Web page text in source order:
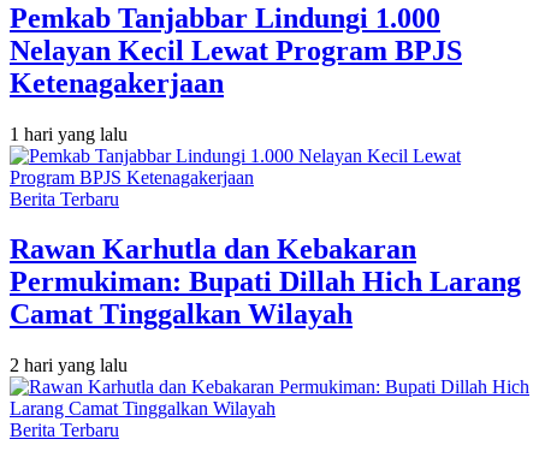
Pemkab Tanjabbar Lindungi 1.000
Nelayan Kecil Lewat Program BPJS
Ketenagakerjaan
1 hari yang lalu
Berita Terbaru
Rawan Karhutla dan Kebakaran
Permukiman: Bupati Dillah Hich Larang
Camat Tinggalkan Wilayah
2 hari yang lalu
Berita Terbaru